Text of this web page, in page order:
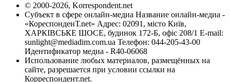
© 2000-2026, Korrespondent.net
Субъект в сфере онлайн-медиа Название онлайн-медиа -
«КореспонденТ.net» Адрес: 02091, місто Київ,
ХАРКІВСЬКЕ ШОСЕ, будинок 172-Б, офіс 208/1 E-mail:
sunlight@mediadim.com.ua Телефон: 044-205-43-00
Идентификатор медиа - R40-06068
Использование любых материалов, размещённых на
сайте, разрешается при условии ссылки на
Корреспондент.net.